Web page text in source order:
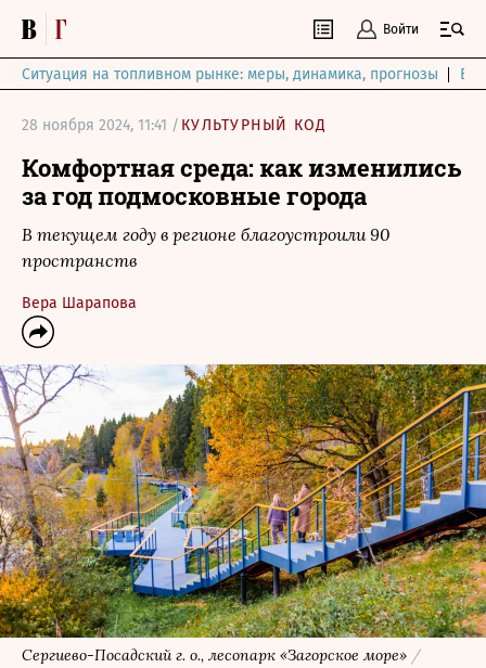
Войти
Ситуация на топливном рынке: меры, динамика, прогнозы
28 ноября 2024, 11:41 / КУЛЬТУРНЫЙ КОД
Комфортная среда: как изменились
за год подмосковные города
В текущем году в регионе благоустроили 90
пространств
Вера Шарапова
Сергиево-Посадский г. о., лесопарк «Загорское море» /